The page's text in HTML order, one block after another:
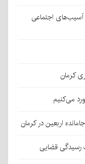
آسیب‌های اجتماعی
کرمان
می‌کنیم
رسیدگی قضایی